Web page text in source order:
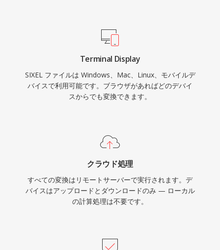
Terminal Display
SIXEL ファイルは Windows、Mac、Linux、モバイルデ
バイスで利用可能です。ブラウザがあればどのデバイ
スからでも変換できます。
クラウド処理
すべての変換はリモートサーバーで実行されます。デ
バイスはアップロードとダウンロードのみ — ローカル
の計算処理は不要です。